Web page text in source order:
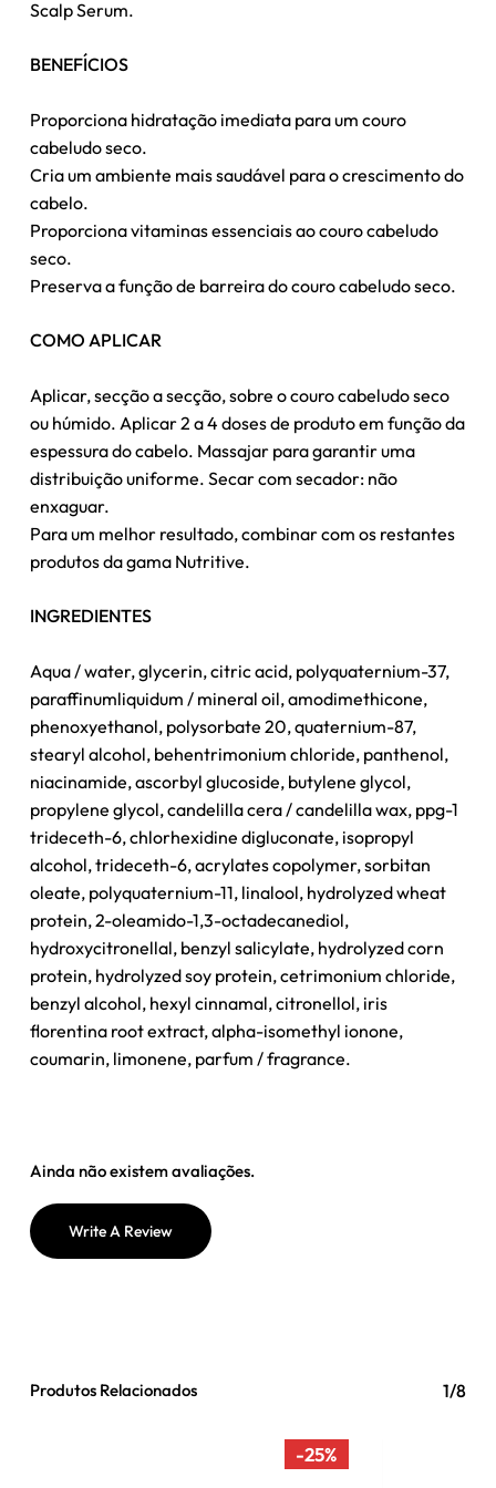
Go To Shop
Scalp Serum.
BENEFÍCIOS
Proporciona hidratação imediata para um couro
cabeludo seco.
Cria um ambiente mais saudável para o crescimento do
cabelo.
Proporciona vitaminas essenciais ao couro cabeludo
seco.
Preserva a função de barreira do couro cabeludo seco.
COMO APLICAR
Aplicar, secção a secção, sobre o couro cabeludo seco
ou húmido. Aplicar 2 a 4 doses de produto em função da
espessura do cabelo. Massajar para garantir uma
distribuição uniforme. Secar com secador: não
enxaguar.
Para um melhor resultado, combinar com os restantes
produtos da gama Nutritive.
INGREDIENTES
Aqua / water, glycerin, citric acid, polyquaternium-37,
paraffinumliquidum / mineral oil, amodimethicone,
phenoxyethanol, polysorbate 20, quaternium-87,
stearyl alcohol, behentrimonium chloride, panthenol,
niacinamide, ascorbyl glucoside, butylene glycol,
propylene glycol, candelilla cera / candelilla wax, ppg-1
trideceth-6, chlorhexidine digluconate, isopropyl
alcohol, trideceth-6, acrylates copolymer, sorbitan
oleate, polyquaternium-11, linalool, hydrolyzed wheat
protein, 2-oleamido-1,3-octadecanediol,
hydroxycitronellal, benzyl salicylate, hydrolyzed corn
protein, hydrolyzed soy protein, cetrimonium chloride,
benzyl alcohol, hexyl cinnamal, citronellol, iris
florentina root extract, alpha-isomethyl ionone,
coumarin, limonene, parfum / fragrance.
Ainda não existem avaliações.
Write A Review
Produtos Relacionados 1/8
-25%